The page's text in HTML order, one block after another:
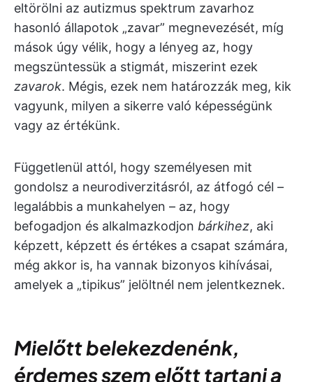
eltörölni az autizmus spektrum zavarhoz
hasonló állapotok „zavar” megnevezését, míg
mások úgy vélik, hogy a lényeg az, hogy
megszüntessük a stigmát, miszerint ezek
zavarok. Mégis, ezek nem határozzák meg, kik
vagyunk, milyen a sikerre való képességünk
vagy az értékünk.
Függetlenül attól, hogy személyesen mit
gondolsz a neurodiverzitásról, az átfogó cél –
legalábbis a munkahelyen – az, hogy
befogadjon és alkalmazkodjon bárkihez, aki
képzett, képzett és értékes a csapat számára,
még akkor is, ha vannak bizonyos kihívásai,
amelyek a „tipikus” jelöltnél nem jelentkeznek.
Mielőtt belekezdenénk,
érdemes szem előtt tartani a